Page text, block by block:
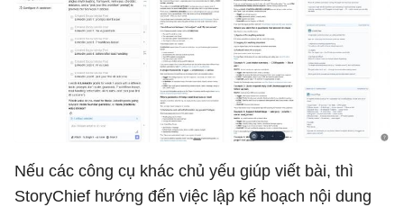
Nếu các công cụ khác chủ yếu giúp viết bài, thì
StoryChief hướng đến việc lập kế hoạch nội dung